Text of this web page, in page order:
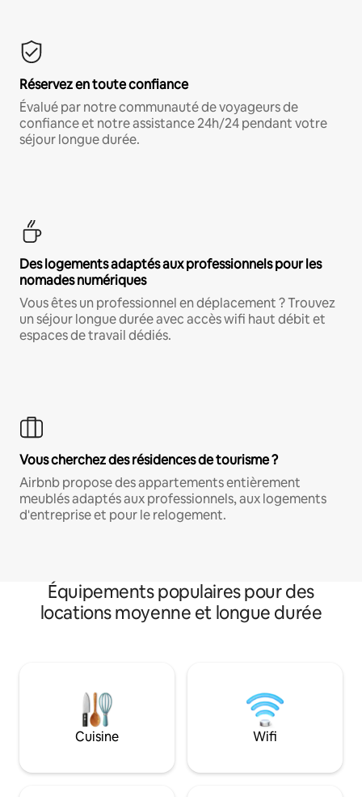
Réservez en toute confiance
Évalué par notre communauté de voyageurs de
confiance et notre assistance 24h/24 pendant votre
séjour longue durée.
Des logements adaptés aux professionnels pour les
nomades numériques
Vous êtes un professionnel en déplacement ? Trouvez
un séjour longue durée avec accès wifi haut débit et
espaces de travail dédiés.
Vous cherchez des résidences de tourisme ?
Airbnb propose des appartements entièrement
meublés adaptés aux professionnels, aux logements
d'entreprise et pour le relogement.
Équipements populaires pour des
locations moyenne et longue durée
Cuisine Wifi